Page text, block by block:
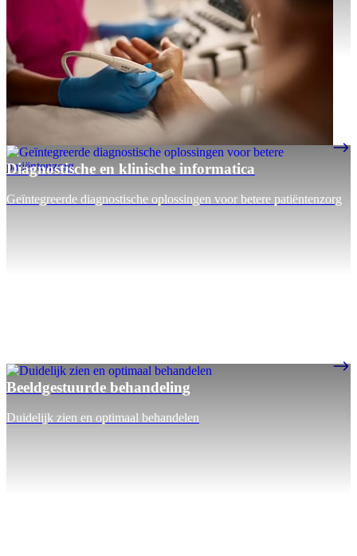
Diagnostische en klinische informatica
Geïntegreerde diagnostische oplossingen voor betere patiëntenzorg
Beeldgestuurde behandeling
Duidelijk zien en optimaal behandelen